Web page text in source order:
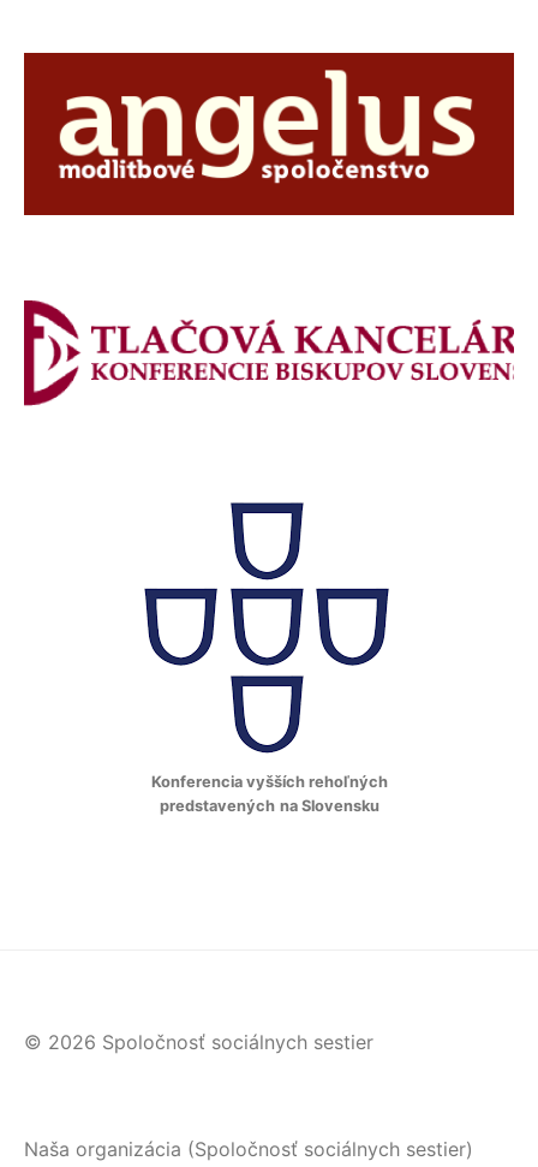
Konferencia vyšších rehoľných
predstavených na Slovensku
© 2026 Spoločnosť sociálnych sestier
Naša organizácia (Spoločnosť sociálnych sestier)